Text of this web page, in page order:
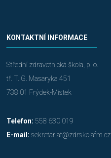
KONTAKTNÍ INFORMACE
Střední zdravotnická škola, p. o.
tř. T. G. Masaryka 451
738 01 Frýdek-Místek
Telefon: 558 630 019
E-mail: sekretariat@zdrskolafm.cz